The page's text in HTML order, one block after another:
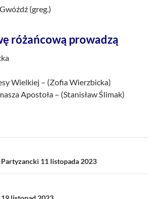
(greg.)
różańcową prowadzą
Wielkiej – (Zofia Wierzbicka)
Apostoła – (Stanisław Ślimak)
11 listopada 2023